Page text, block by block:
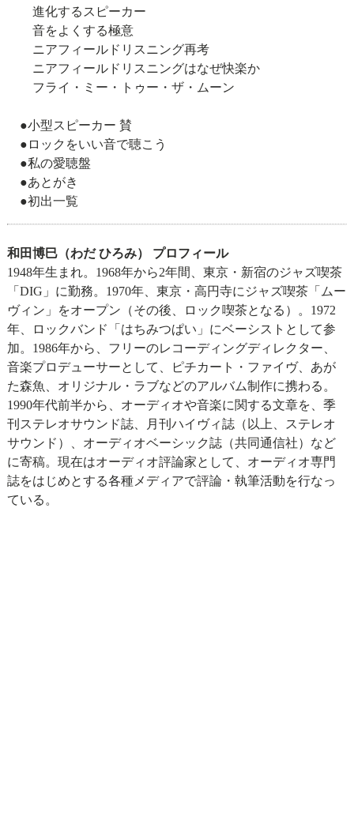
進化するスピーカー
音をよくする極意
ニアフィールドリスニング再考
ニアフィールドリスニングはなぜ快楽か
フライ・ミー・トゥー・ザ・ムーン
●小型スピーカー 賛
●ロックをいい音で聴こう
●私の愛聴盤
●あとがき
●初出一覧
和田博巳（わだ ひろみ） プロフィール
1948年生まれ。1968年から2年間、東京・新宿のジャズ喫茶
「DIG」に勤務。1970年、東京・高円寺にジャズ喫茶「ムー
ヴィン」をオープン（その後、ロック喫茶となる）。1972
年、ロックバンド「はちみつぱい」にベーシストとして参
加。1986年から、フリーのレコーディングディレクター、
音楽プロデューサーとして、ピチカート・ファイヴ、あが
た森魚、オリジナル・ラブなどのアルバム制作に携わる。
1990年代前半から、オーディオや音楽に関する文章を、季
刊ステレオサウンド誌、月刊ハイヴィ誌（以上、ステレオ
サウンド）、オーディオベーシック誌（共同通信社）など
に寄稿。現在はオーディオ評論家として、オーディオ専門
誌をはじめとする各種メディアで評論・執筆活動を行なっ
ている。